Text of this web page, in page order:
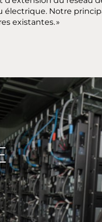
électrique. Notre
existantes. »